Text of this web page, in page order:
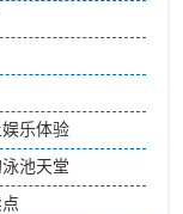
乐体验
池天堂